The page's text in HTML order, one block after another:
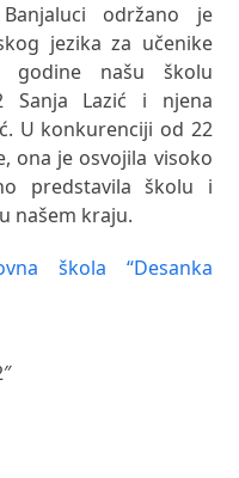
održano je
jezika za učenike
našu školu
Sanja Lazić i njena
U konkurenciji od 22
ona je osvojila visoko
predstavila školu i
našem kraju.
škola “Desanka